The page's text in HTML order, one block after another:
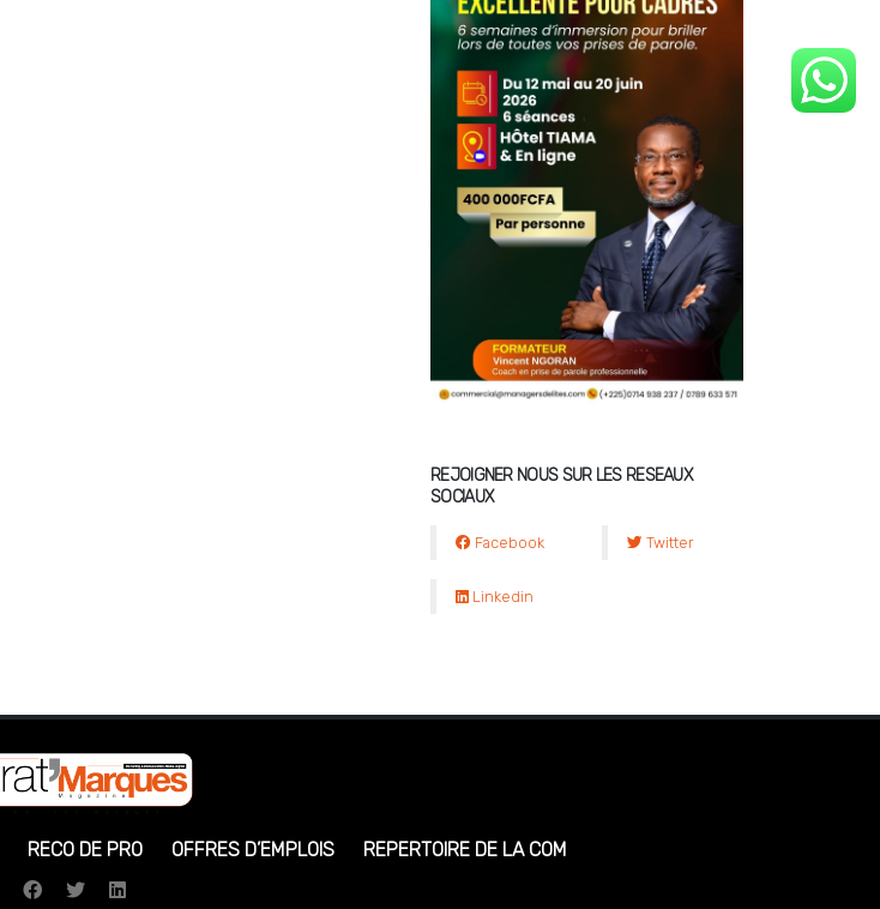
REJOIGNER NOUS SUR LES RESEAUX
SOCIAUX
Facebook Twitter
Linkedin
RECO DE PRO OFFRES D’EMPLOIS REPERTOIRE DE LA COM